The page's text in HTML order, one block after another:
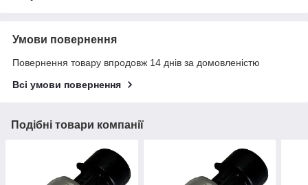
Умови повернення
Повернення товару впродовж 14 днів за домовленістю
Всі умови повернення
Подібні товари компанії